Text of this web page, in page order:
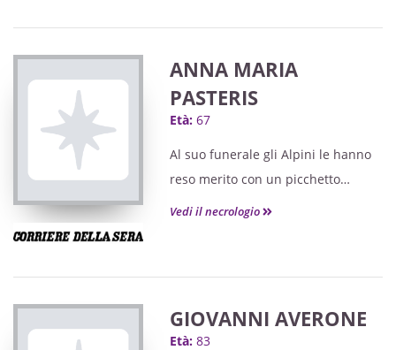
ANNA MARIA
PASTERIS
Età: 67
Al suo funerale gli Alpini le hanno
reso merito con un picchetto
d'onore.
Vedi il necrologio
GIOVANNI AVERONE
Età: 83